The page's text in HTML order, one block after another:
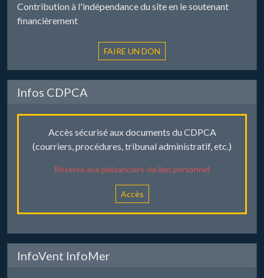
Contribution à l'indépendance du site en le soutenant
financièrement
Infos CDPCA
Accès sécurisé aux documents du CDPCA
(courriers, procédures, tribunal administratif, etc.)
Réservé aux plaisanciers via lien personnel
Accès
InfoVent InfoMer